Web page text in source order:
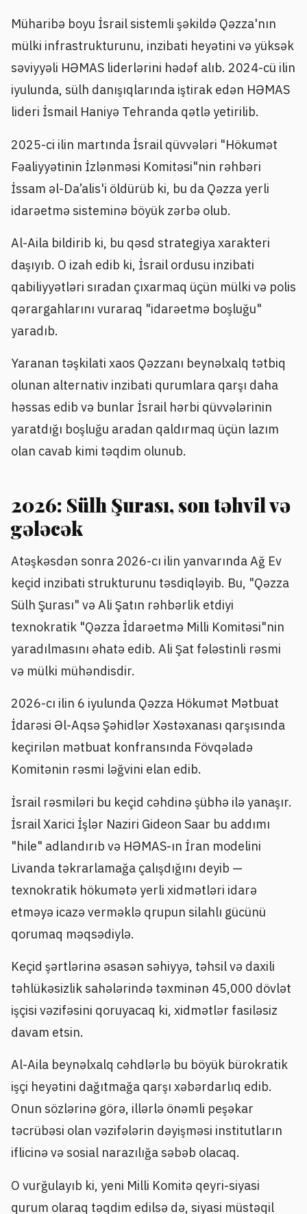
Müharibə boyu İsrail sistemli şəkildə Qəzza'nın
mülki infrastrukturunu, inzibati heyətini və yüksək
səviyyəli HƏMAS liderlərini hədəf alıb. 2024-cü ilin
iyulunda, sülh danışıqlarında iştirak edən HƏMAS
lideri İsmail Haniyə Tehranda qətlə yetirilib.
2025-ci ilin martında İsrail qüvvələri "Hökumət
Fəaliyyətinin İzlənməsi Komitəsi"nin rəhbəri
İssam əl-Da’alis'i öldürüb ki, bu da Qəzza yerli
idarəetmə sisteminə böyük zərbə olub.
Al-Aila bildirib ki, bu qəsd strategiya xarakteri
daşıyıb. O izah edib ki, İsrail ordusu inzibati
qabiliyyətləri sıradan çıxarmaq üçün mülki və polis
qərargahlarını vuraraq "idarəetmə boşluğu"
yaradıb.
Yaranan təşkilati xaos Qəzzanı beynəlxalq tətbiq
olunan alternativ inzibati qurumlara qarşı daha
həssas edib və bunlar İsrail hərbi qüvvələrinin
yaratdığı boşluğu aradan qaldırmaq üçün lazım
olan cavab kimi təqdim olunub.
2026: Sülh Şurası, son təhvil və
gələcək
Atəşkəsdən sonra 2026-cı ilin yanvarında Ağ Ev
keçid inzibati strukturunu təsdiqləyib. Bu, "Qəzza
Sülh Şurası" və Ali Şatın rəhbərlik etdiyi
texnokratik "Qəzza İdarəetmə Milli Komitəsi"nin
yaradılmasını əhatə edib. Ali Şat fələstinli rəsmi
və mülki mühəndisdir.
2026-cı ilin 6 iyulunda Qəzza Hökumət Mətbuat
İdarəsi Əl-Aqsə Şəhidlər Xəstəxanası qarşısında
keçirilən mətbuat konfransında Fövqəladə
Komitənin rəsmi ləğvini elan edib.
İsrail rəsmiləri bu keçid cəhdinə şübhə ilə yanaşır.
İsrail Xarici İşlər Naziri Gideon Saar bu addımı
"hile" adlandırıb və HƏMAS-ın İran modelini
Livanda təkrarlamağa çalışdığını deyib —
texnokratik hökumətə yerli xidmətləri idarə
etməyə icazə verməklə qrupun silahlı gücünü
qorumaq məqsədiylə.
Keçid şərtlərinə əsasən səhiyyə, təhsil və daxili
təhlükəsizlik sahələrində təxminən 45,000 dövlət
işçisi vəzifəsini qoruyacaq ki, xidmətlər fasiləsiz
davam etsin.
Al-Aila beynəlxalq cəhdlərlə bu böyük bürokratik
işçi heyətini dağıtmağa qarşı xəbərdarlıq edib.
Onun sözlərinə görə, illərlə önəmli peşəkar
təcrübəsi olan vəzifələrin dəyişməsi institutların
iflicinə və sosial narazılığa səbəb olacaq.
O vurğulayıb ki, yeni Milli Komitə qeyri-siyasi
qurum olaraq təqdim edilsə də, siyasi müstəqil